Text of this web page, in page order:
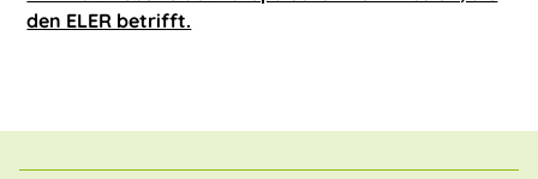
den ELER betrifft.